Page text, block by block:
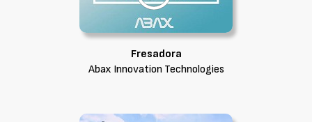
Fresadora
Abax Innovation Technologies